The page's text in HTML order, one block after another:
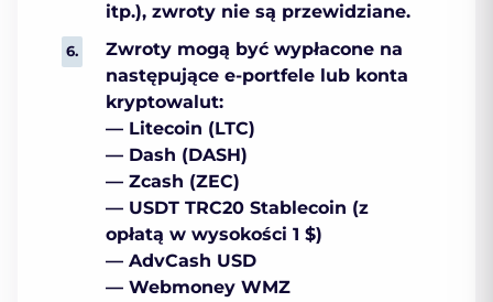
itp.), zwroty nie są przewidziane.
Zwroty mogą być wypłacone na
następujące e-portfele lub konta
kryptowalut:
— Litecoin (LTC)
— Dash (DASH)
— Zcash (ZEC)
— USDT TRC20 Stablecoin (z
opłatą w wysokości 1 $)
— AdvCash USD
— Webmoney WMZ